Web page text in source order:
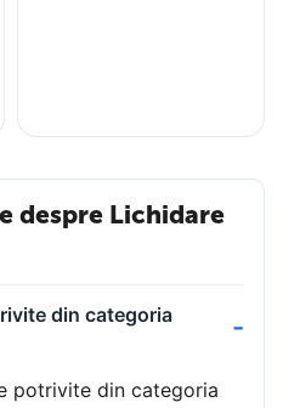
despre Lichidare
din categoria
potrivite din categoria